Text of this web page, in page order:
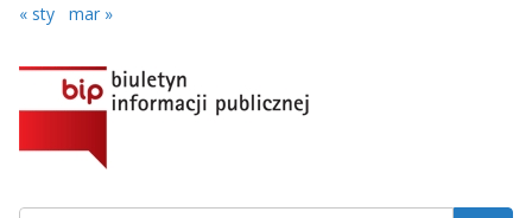
« sty mar »